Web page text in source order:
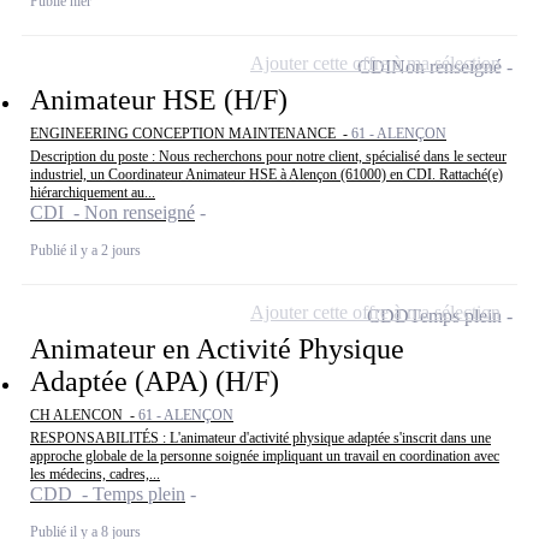
Animateur HSE (H/F)
ENGINEERING CONCEPTION MAINTENANCE - 61 - ALENÇON
Description du poste : Nous recherchons pour notre client, spécialisé dans le secteur
industriel, un Coordinateur Animateur HSE à Alençon (61000) en CDI. Rattaché(e)
hiérarchiquement au...
CDI - Non renseigné
Publié il y a 2 jours
CDINon renseigné
Ajouter cette offre à ma sélection
Animateur en Activité Physique
Adaptée (APA) (H/F)
CH ALENCON - 61 - ALENÇON
RESPONSABILITÉS : L'animateur d'activité physique adaptée s'inscrit dans une
approche globale de la personne soignée impliquant un travail en coordination avec
les médecins, cadres,...
CDD - Temps plein
Publié il y a 8 jours
CDDTemps plein
Ajouter cette offre à ma sélection